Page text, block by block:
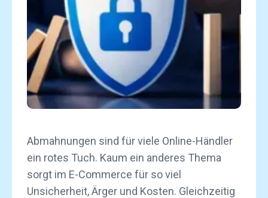
Abmahnungen sind für viele Online-Händler
ein rotes Tuch. Kaum ein anderes Thema
sorgt im E-Commerce für so viel
Unsicherheit, Ärger und Kosten. Gleichzeitig